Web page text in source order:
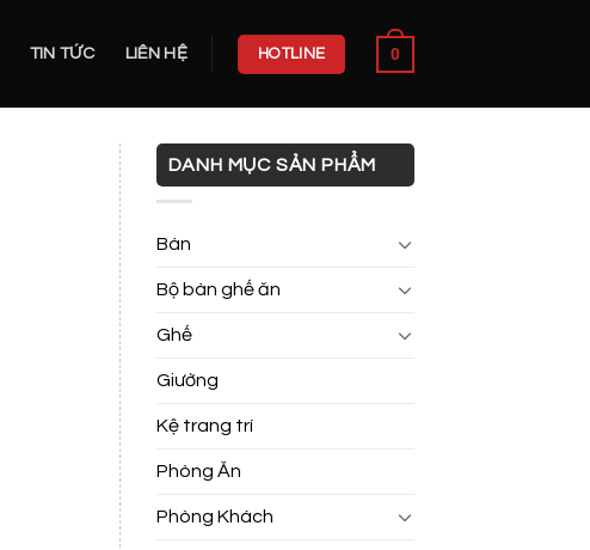
TIN TỨC LIÊN HỆ HOTLINE 0
DANH MỤC SẢN PHẨM
Bàn
Bộ bàn ghế ăn
Ghế
Giường
Kệ trang trí
Phòng Ăn
Phòng Khách